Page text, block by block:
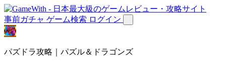
事前ガチャ ゲーム検索 ログイン
パズドラ攻略｜パズル＆ドラゴンズ